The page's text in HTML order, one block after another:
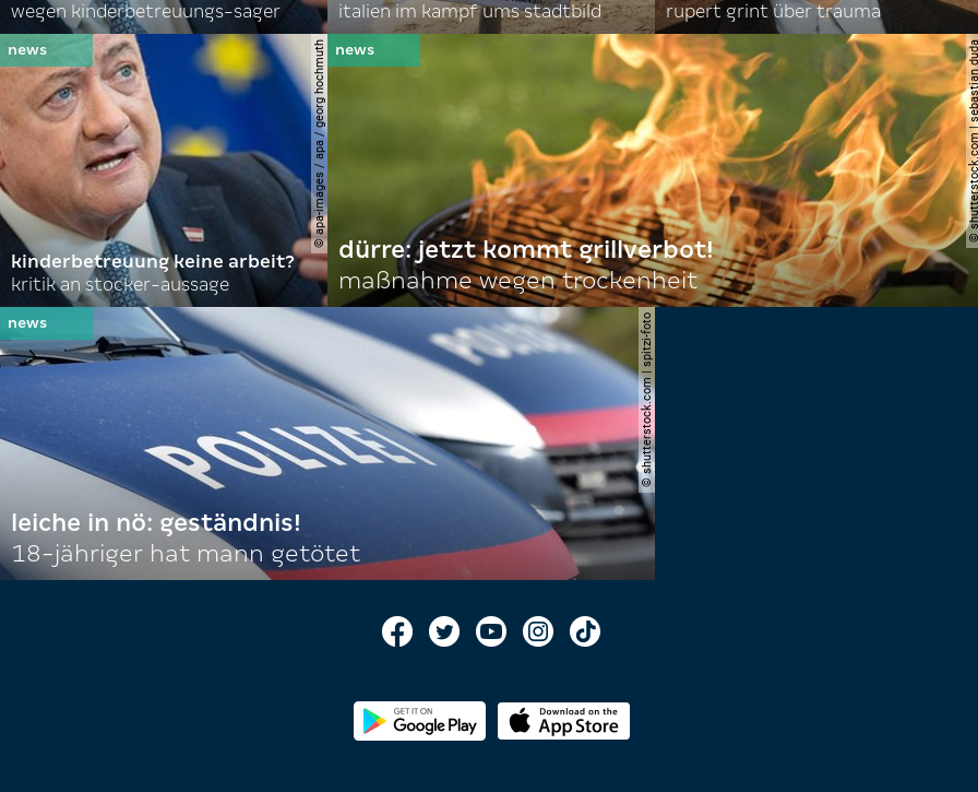
wegen kinderbetreuungs-sager
italien im kampf ums stadtbild
rupert grint über trauma
© apa-images / apa / georg hochmuth
kinderbetreuung keine arbeit?
kritik an stocker-aussage
©
dürre: jetzt kommt grillverbot!
maßnahme wegen trockenheit
© shutterstock.com | spitzi-foto
leiche in nö: geständnis!
18-jähriger hat mann getötet